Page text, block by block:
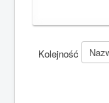
Kolejność